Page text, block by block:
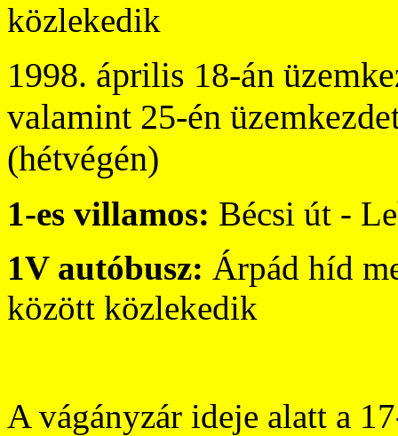
közlekedik
1998. április 18-án
valamint 25-én
(hétvégén)
1-es villamos: Bécsi út -
1V autóbusz: Árpád híd
között közlekedik
A vágányzár ideje alatt a